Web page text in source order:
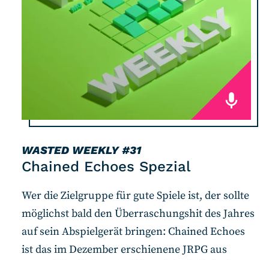
WASTED WEEKLY#31
Chained Echoes Spezial
Wer die Zielgruppe für gute Spiele ist, der sollte
möglichst bald den Überraschungshit des Jahres
auf sein Abspielgerät bringen: Chained Echoes
ist das im Dezember erschienene JRPG aus